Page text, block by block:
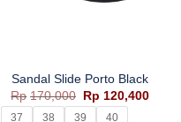
Sandal Slide Porto Black
Rp 170,000
Harga
aslinya
adalah:
Rp 120,400
37 38 39
40